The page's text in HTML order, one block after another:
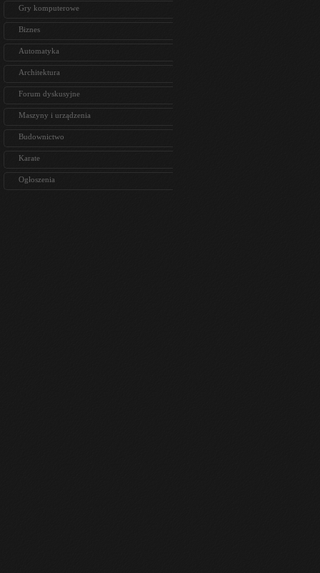
Gry komputerowe
Biznes
Automatyka
Architektura
Forum dyskusyjne
Maszyny i urządzenia
Budownictwo
Karate
Ogłoszenia